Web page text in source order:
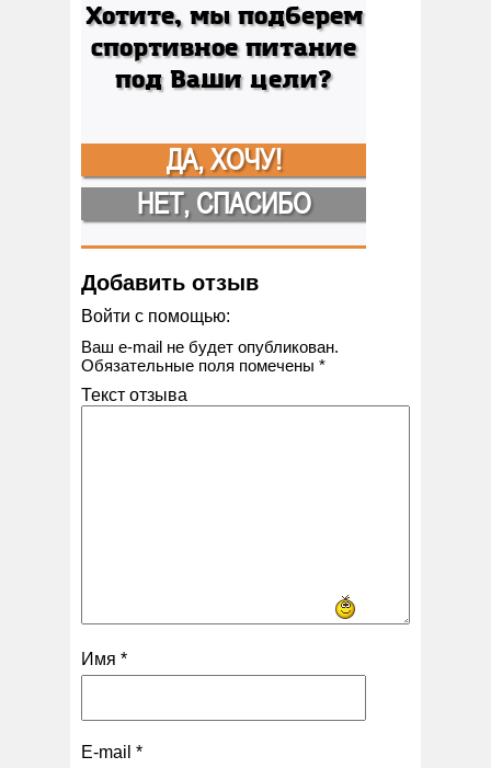
Хотите, мы подберем
спортивное питание
под Ваши цели?
ДА, ХОЧУ!
НЕТ, СПАСИБО
Добавить отзыв
Войти с помощью:
Ваш e-mail не будет опубликован.
Обязательные поля помечены *
Текст отзыва
Имя *
E-mail *